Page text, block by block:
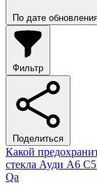
По дате
Фильтр
Поделиться
Какой
стекла Ауди А6
Qa